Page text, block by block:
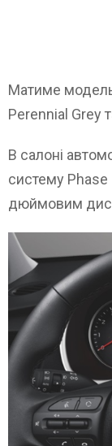
Матиме модель
Perennial Grey
В салоні
систему
дюймовим